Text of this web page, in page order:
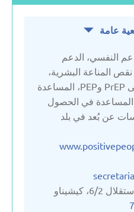
النفسي، الدعم
المناعة البشرية،
المساعدة في الحصول على PrEP وPEP، المساعدة
المساعدة في الحصول
عن بُعد في بلد
كيشيناو